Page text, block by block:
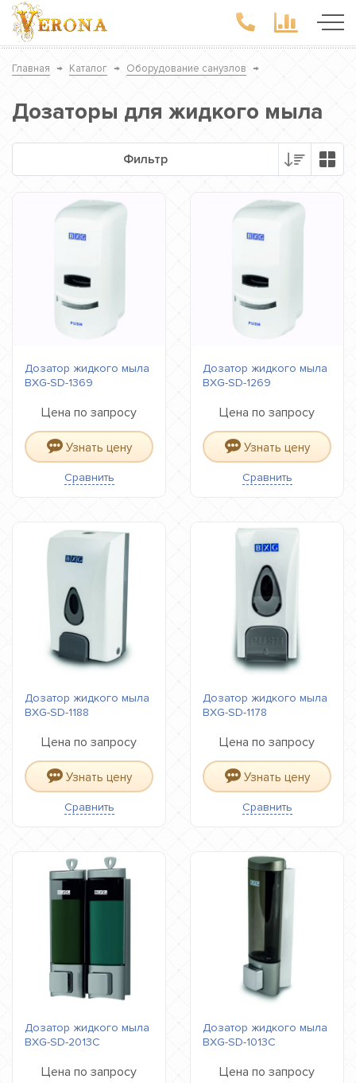
Главная → Каталог → Оборудование санузлов →
Дозаторы для жидкого мыла
Фильтр
Дозатор жидкого мыла
BXG-SD-1369
Цена по запросу
Узнать цену
Сравнить
Дозатор жидкого мыла
BXG-SD-1269
Цена по запросу
Узнать цену
Сравнить
Дозатор жидкого мыла
BXG-SD-1188
Цена по запросу
Узнать цену
Сравнить
Дозатор жидкого мыла
BXG-SD-1178
Цена по запросу
Узнать цену
Сравнить
Дозатор жидкого мыла
BXG-SD-2013C
Цена по запросу
Дозатор жидкого мыла
BXG-SD-1013C
Цена по запросу